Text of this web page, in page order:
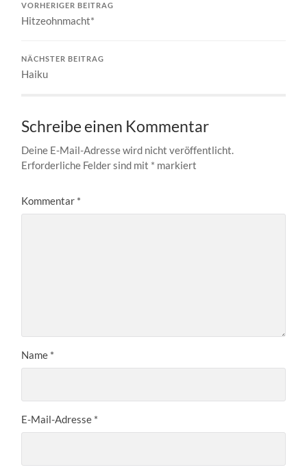
VORHERIGER BEITRAG
Hitzeohnmacht*
NÄCHSTER BEITRAG
Haiku
Schreibe einen Kommentar
Deine E-Mail-Adresse wird nicht veröffentlicht.
Erforderliche Felder sind mit * markiert
Kommentar *
Name *
E-Mail-Adresse *